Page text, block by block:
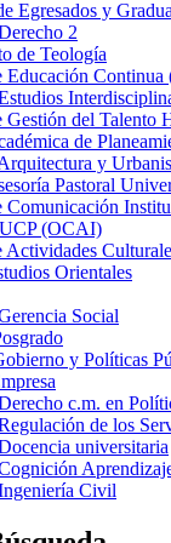
Egresados y
2
de Teología
Educación Continua
Gestión del Talento
de
y
Pastoral
Comunicación
(OCAI)
Actividades
Orientales
Social
y Políticas
c.m. en
de los
universitaria
Civil